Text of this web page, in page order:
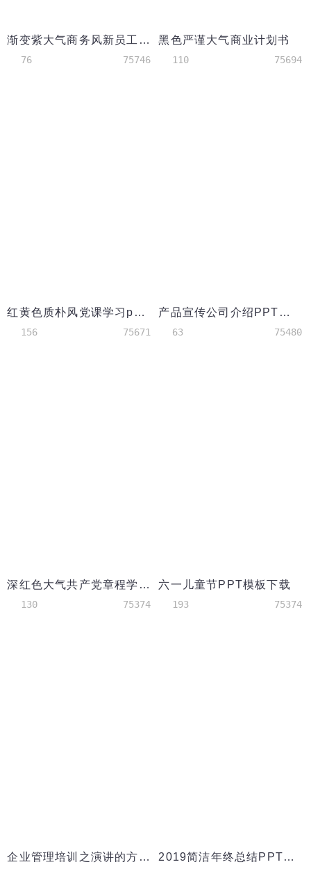
渐变紫大气商务风新员工入职培训PPT模板
76 75746
黑色严谨大气商业计划书
110 75694
红黄色质朴风党课学习ppt模板
156 75671
产品宣传公司介绍PPT模板
63 75480
深红色大气共产党章程学习ppt模板
130 75374
六一儿童节PPT模板下载
193 75374
企业管理培训之演讲的方法与技巧PPT模板 2019简洁年终总结PPT模板